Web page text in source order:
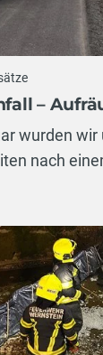
–
wurden wir
nach